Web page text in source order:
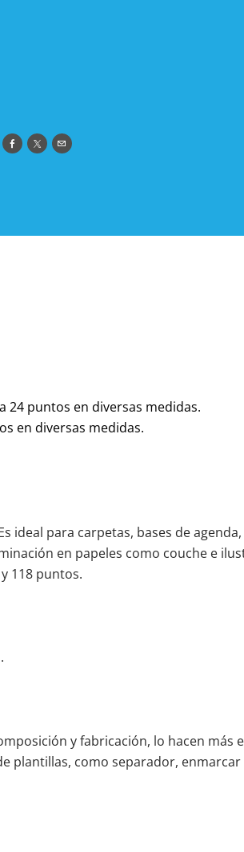
24 puntos en diversas medidas.
en diversas medidas.
ideal para carpetas, bases de
en papeles como couche e
118 puntos.
y fabricación, lo hacen más
como separador, enmarcar